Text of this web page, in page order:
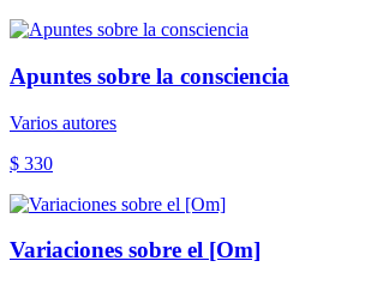
Apuntes sobre la consciencia
Varios autores
$ 330
Variaciones sobre el [Om]